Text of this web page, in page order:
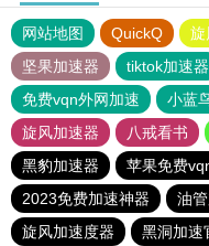
网站地图 QuickQ 旋
坚果加速器
tiktok加速器
免费vqn外网加速
小蓝
旋风加速器
八戒看书
黑豹加速器
苹果免费
2023免费加速神器
油
旋风加速度器
黑洞加速